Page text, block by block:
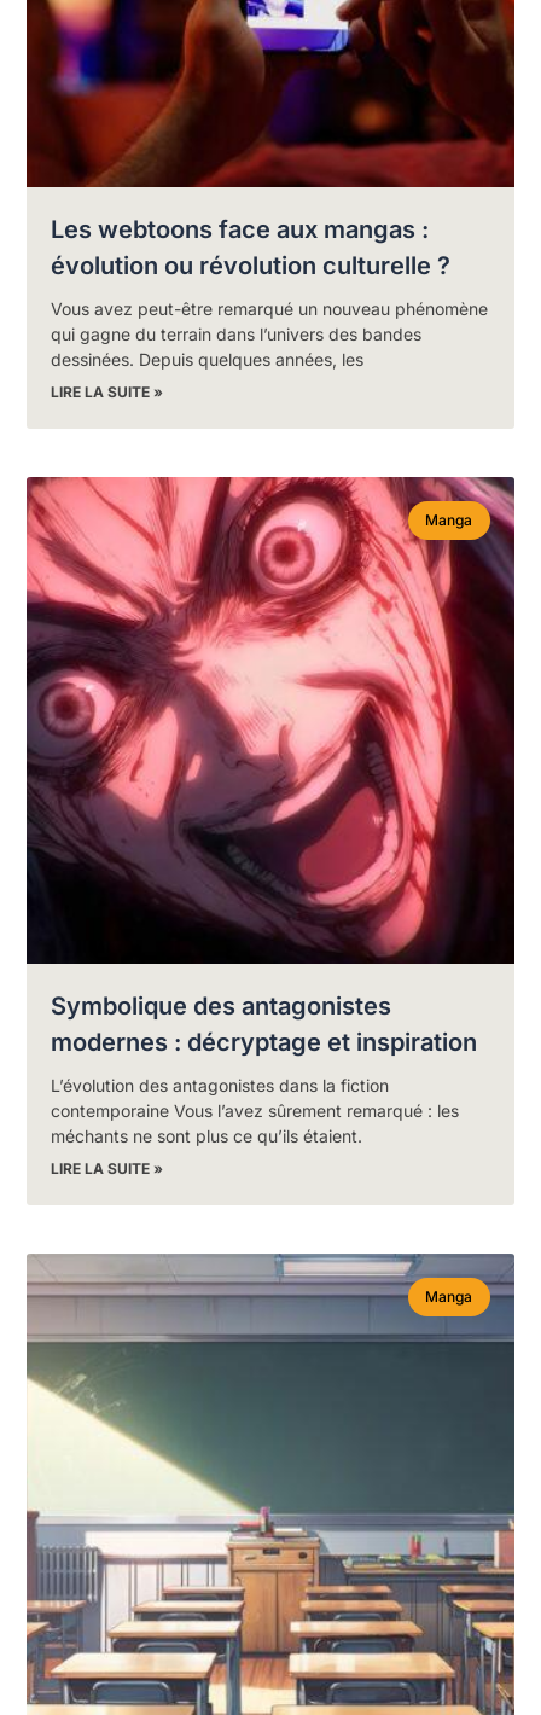
Les webtoons face aux mangas :
évolution ou révolution culturelle ?
Vous avez peut-être remarqué un nouveau phénomène
qui gagne du terrain dans l’univers des bandes
dessinées. Depuis quelques années, les
LIRE LA SUITE »
Manga
Symbolique des antagonistes
modernes : décryptage et inspiration
L’évolution des antagonistes dans la fiction
contemporaine Vous l’avez sûrement remarqué : les
méchants ne sont plus ce qu’ils étaient.
LIRE LA SUITE »
Manga